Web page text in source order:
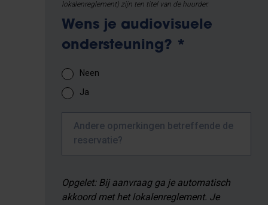
lokalenreglement) zijn ten titel van de huurder.
Wens je audiovisuele
ondersteuning? *
Neen
Ja
Andere opmerkingen betreffende de
reservatie?
Opgelet: Bij aanvraag ga je automatisch
akkoord met het lokalenreglement. Je